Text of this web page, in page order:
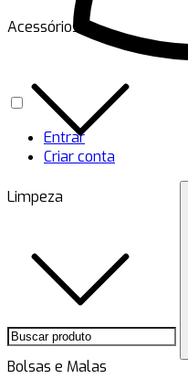
Acessórios
Limpeza
Bolsas e Malas
Entrar
Criar conta